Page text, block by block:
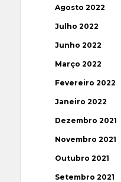
Agosto 2022
Julho 2022
Junho 2022
Março 2022
Fevereiro 2022
Janeiro 2022
Dezembro 2021
Novembro 2021
Outubro 2021
Setembro 2021